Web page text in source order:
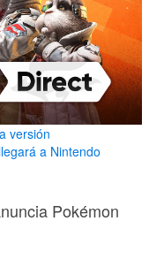
versión
a Nintendo
Pokémon